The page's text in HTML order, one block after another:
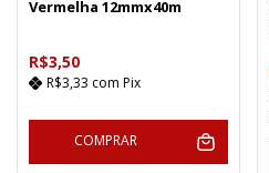
Vermelha 12mmx40m
R$3,50
R$3,33 com Pix
COMPRAR